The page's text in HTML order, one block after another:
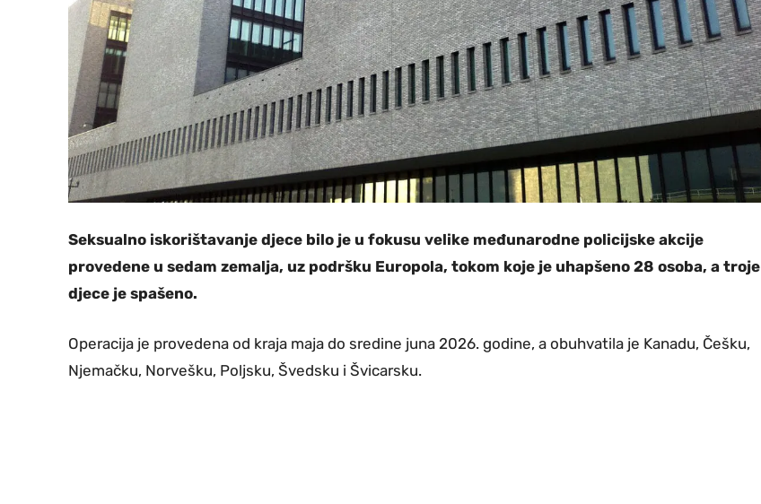
Seksualno iskorištavanje djece bilo je u fokusu velike međunarodne policijske akcije
provedene u sedam zemalja, uz podršku Europola, tokom koje je uhapšeno 28 osoba, a troje
djece je spašeno.
Operacija je provedena od kraja maja do sredine juna 2026. godine, a obuhvatila je Kanadu, Češku,
Njemačku, Norvešku, Poljsku, Švedsku i Švicarsku.